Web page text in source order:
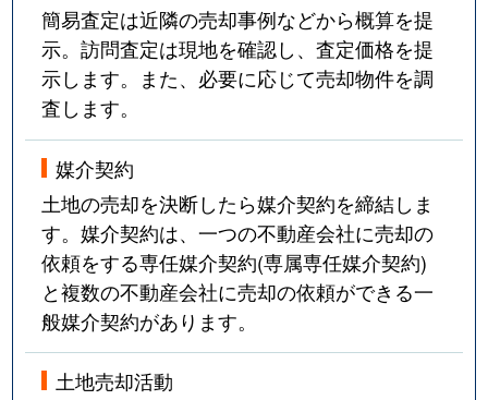
簡易査定は近隣の売却事例などから概算を提
示。訪問査定は現地を確認し、査定価格を提
示します。また、必要に応じて売却物件を調
査します。
媒介契約
土地の売却を決断したら媒介契約を締結しま
す。媒介契約は、一つの不動産会社に売却の
依頼をする専任媒介契約(専属専任媒介契約)
と複数の不動産会社に売却の依頼ができる一
般媒介契約があります。
土地売却活動